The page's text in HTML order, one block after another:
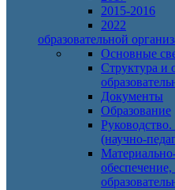
2015-2016
2022
образовательной
Основные
Структура и
Документы
Образование
(научно-